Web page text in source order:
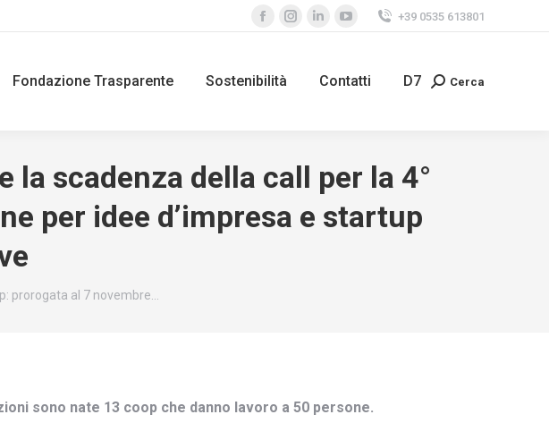
Facebook
opens
Instagram
opens
Linkedin
opens
YouTube
opens
+39 0535 613801
Fondazione Trasparente Sostenibilità Contatti D7 Search:
Cerca
scadenza della call per la 4°
per idee d’impresa e startup
prorogata al 7 novembre…
sono nate 13 coop che danno lavoro a 50 persone.